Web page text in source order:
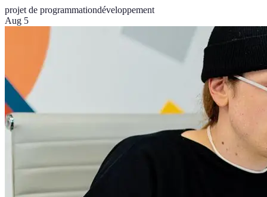
projet de programmationdéveloppement
Aug 5